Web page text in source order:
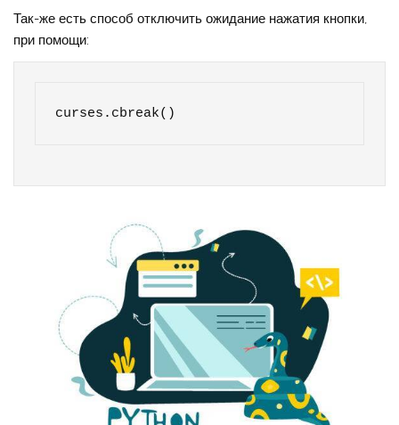
Так-же есть способ отключить ожидание нажатия кнопки,
при помощи:
curses.cbreak()